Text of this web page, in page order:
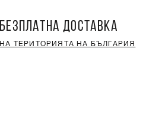
БЕЗПЛАТНА ДОСТАВКА
НА ТЕРИТОРИЯТА НА БЪЛГАРИЯ